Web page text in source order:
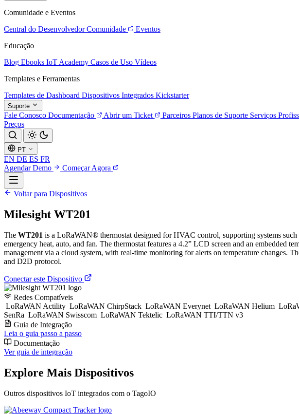
Comunidade e Eventos
Central do Desenvolvedor Comunidade
Eventos
Educação
Blog Ebooks IoT Academy Casos de Uso Vídeos
Templates e Ferramentas
Templates de Dashboard Dispositivos Integrados Kickstarter
Suporte
Fale Conosco Documentação Abrir um Ticket Parceiros Planos de Suporte Serviços
Preços
PT
EN DE ES FR
Agendar Demo
Começar Agora
Voltar para Dispositivos
Milesight WT201
The WT201 is a LoRaWAN® thermostat designed for HVAC control, supporting systems
emergency heat, auto, and fan. The thermostat features a 4.2” LCD screen and an embedded
management via a cloud system, with real-time monitoring for alerts on temperature changes.
and D2D protocol.
Conectar este Dispositivo
Redes Compatíveis
LoRaWAN Actility LoRaWAN ChirpStack LoRaWAN Everynet LoRaWAN Helium
SenRa LoRaWAN Swisscom LoRaWAN Tektelic LoRaWAN TTI/TTN v3
Guia de Integração
Leia o guia passo a passo
Documentação
Ver guia de integração
Explore Mais Dispositivos
Outros dispositivos IoT integrados com o TagoIO